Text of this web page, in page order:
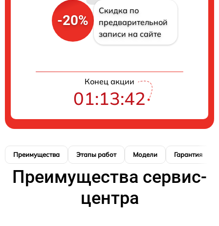
-20%
Скидка по
предварительной
записи на сайте
Конец акции
01:13:41
Преимущества Этапы работ Модели Гарантия
Преимущества сервис-
центра